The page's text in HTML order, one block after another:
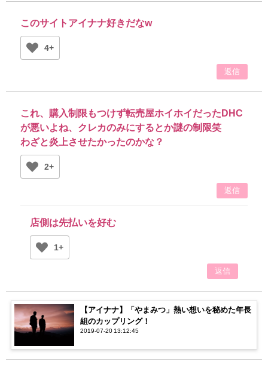
このサイトアイナナ好きだなw
4+
返信
これ、購入制限もつけず転売屋ホイホイだったDHC
が悪いよね、クレカのみにするとか謎の制限笑
わざと炎上させたかったのかな？
2+
返信
店側は先払いを好む
1+
返信
【アイナナ】「やまみつ」熱い想いを秘めた年長
組のカップリング！
2019-07-20 13:12:45